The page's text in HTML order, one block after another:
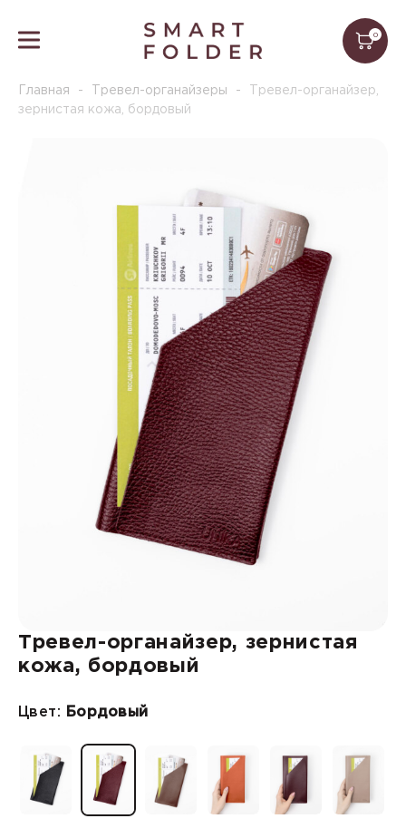
0
Главная - Тревел-органайзеры -
Тревел-органайзер,
зернистая кожа, бордовый
Тревел-органайзер, зернистая
кожа, бордовый
Цвет: Бордовый